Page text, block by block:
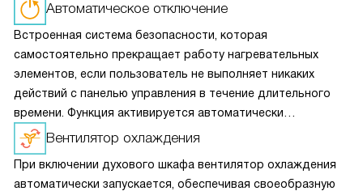
Автоматическое отключение
Встроенная система безопасности, которая
самостоятельно прекращает работу нагревательных
элементов, если пользователь не выполняет никаких
действий с панелью управления в течение длительного
времени. Функция активируется автоматически
и не требует дополнительной настройки.
Вентилятор охлаждения
При включении духового шкафа вентилятор охлаждения
автоматически запускается, обеспечивая своеобразную